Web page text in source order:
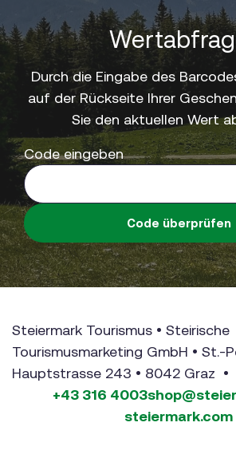
Durch die Eingabe des
auf der Rückseite Ihrer
Sie den aktuellen Wert
Code eingeben
Code überprüfen
Steiermark Tourismus • Steirische
Tourismusmarketing GmbH • St.-
Hauptstrasse 243 • 8042 Graz •
+43 316 4003
steiermark.com